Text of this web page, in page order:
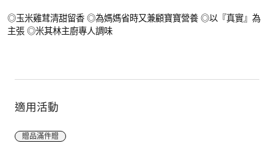
◎玉米雞茸清甜留香 ◎為媽媽省時又兼顧寶寶營養 ◎以『真實』為
主張 ◎米其林主廚專人調味
適用活動
贈品滿件贈